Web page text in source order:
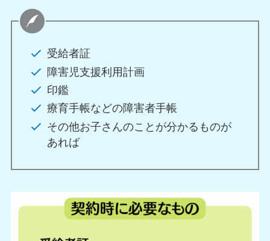
受給者証
障害児支援利用計画
印鑑
療育手帳などの障害者手帳
その他お子さんのことが分かるものが
あれば